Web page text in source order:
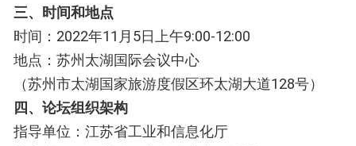
三、时间和地点
时间：2022年11月5日上午9:00-12:00
地点：苏州太湖国际会议中心
（苏州市太湖国家旅游度假区环太湖大道128号）
四、论坛组织架构
指导单位：江苏省工业和信息化厅